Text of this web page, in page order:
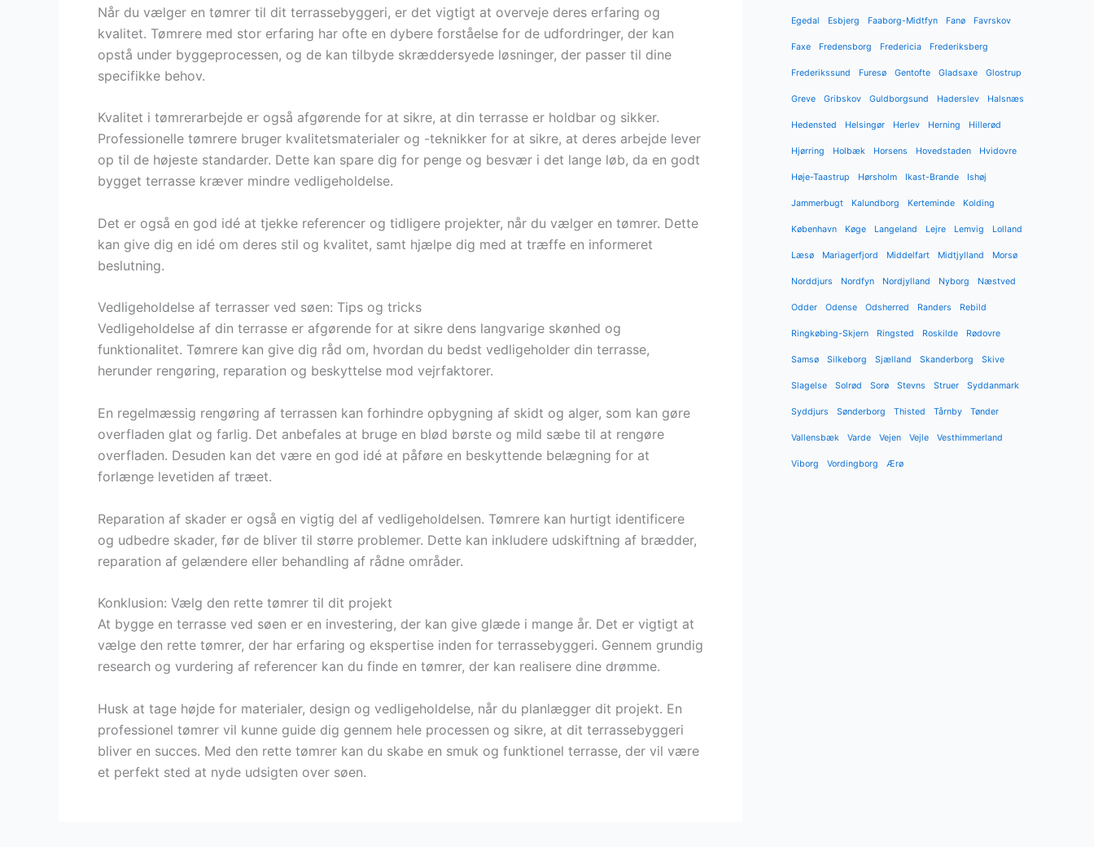
Når du vælger en tømrer til dit terrassebyggeri, er det vigtigt at overveje deres erfaring og
kvalitet. Tømrere med stor erfaring har ofte en dybere forståelse for de udfordringer, der kan
opstå under byggeprocessen, og de kan tilbyde skræddersyede løsninger, der passer til dine
specifikke behov.
Kvalitet i tømrerarbejde er også afgørende for at sikre, at din terrasse er holdbar og sikker.
Professionelle tømrere bruger kvalitetsmaterialer og -teknikker for at sikre, at deres arbejde lever
op til de højeste standarder. Dette kan spare dig for penge og besvær i det lange løb, da en godt
bygget terrasse kræver mindre vedligeholdelse.
Det er også en god idé at tjekke referencer og tidligere projekter, når du vælger en tømrer. Dette
kan give dig en idé om deres stil og kvalitet, samt hjælpe dig med at træffe en informeret
beslutning.
Vedligeholdelse af terrasser ved søen: Tips og tricks
Vedligeholdelse af din terrasse er afgørende for at sikre dens langvarige skønhed og
funktionalitet. Tømrere kan give dig råd om, hvordan du bedst vedligeholder din terrasse,
herunder rengøring, reparation og beskyttelse mod vejrfaktorer.
En regelmæssig rengøring af terrassen kan forhindre opbygning af skidt og alger, som kan gøre
overfladen glat og farlig. Det anbefales at bruge en blød børste og mild sæbe til at rengøre
overfladen. Desuden kan det være en god idé at påføre en beskyttende belægning for at
forlænge levetiden af træet.
Reparation af skader er også en vigtig del af vedligeholdelsen. Tømrere kan hurtigt identificere
og udbedre skader, før de bliver til større problemer. Dette kan inkludere udskiftning af brædder,
reparation af gelændere eller behandling af rådne områder.
Konklusion: Vælg den rette tømrer til dit projekt
At bygge en terrasse ved søen er en investering, der kan give glæde i mange år. Det er vigtigt at
vælge den rette tømrer, der har erfaring og ekspertise inden for terrassebyggeri. Gennem grundig
research og vurdering af referencer kan du finde en tømrer, der kan realisere dine drømme.
Husk at tage højde for materialer, design og vedligeholdelse, når du planlægger dit projekt. En
professionel tømrer vil kunne guide dig gennem hele processen og sikre, at dit terrassebyggeri
bliver en succes. Med den rette tømrer kan du skabe en smuk og funktionel terrasse, der vil være
et perfekt sted at nyde udsigten over søen.
Egedal Esbjerg Faaborg-Midtfyn Fanø Favrskov
Faxe Fredensborg Fredericia Frederiksberg
Frederikssund Furesø Gentofte Gladsaxe Glostrup
Greve Gribskov Guldborgsund Haderslev Halsnæs
Hedensted Helsingør Herlev Herning Hillerød
Hjørring Holbæk Horsens Hovedstaden Hvidovre
Høje-Taastrup Hørsholm Ikast-Brande Ishøj
Jammerbugt Kalundborg Kerteminde Kolding
København Køge Langeland Lejre Lemvig Lolland
Læsø Mariagerfjord Middelfart Midtjylland Morsø
Norddjurs Nordfyn Nordjylland Nyborg Næstved
Odder Odense Odsherred Randers Rebild
Ringkøbing-Skjern Ringsted Roskilde Rødovre
Samsø Silkeborg Sjælland Skanderborg Skive
Slagelse Solrød Sorø Stevns Struer Syddanmark
Syddjurs Sønderborg Thisted Tårnby Tønder
Vallensbæk Varde Vejen Vejle Vesthimmerland
Viborg Vordingborg Ærø